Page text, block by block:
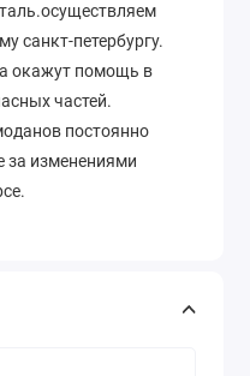
санкт-петербургу.
окажут помощь в
частей.
постоянно
за изменениями